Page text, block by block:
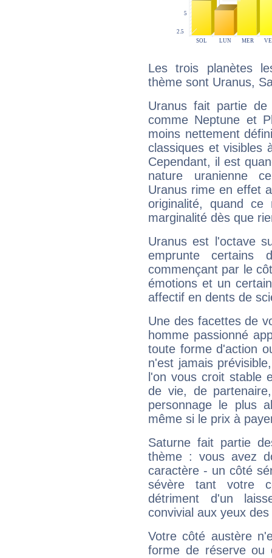
Les trois planètes
thème sont Uranus,
Uranus fait partie
comme Neptune et
moins nettement
classiques et visibles
Cependant, il est
nature uranienne
Uranus rime en effet
originalité, quand ce
marginalité dès que
Uranus est l'octave
emprunte
commençant par le
émotions et un
affectif en dents de
Une des facettes de
homme passionné
toute forme d'action
n'est jamais
l'on vous croit stable
de vie, de
personnage le plus
même si le prix à
Saturne fait partie
thème : vous avez
caractère - un côté
sévère tant votre
détriment d'un
convivial aux yeux
Votre côté austère
forme de réserve